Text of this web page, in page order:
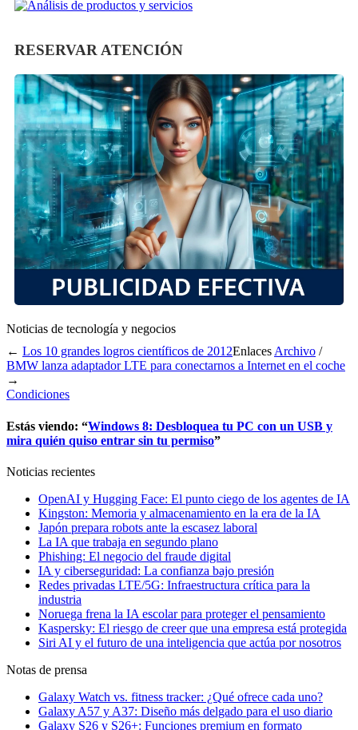
RESERVAR ATENCIÓN
Noticias de tecnología y negocios
← Los 10 grandes logros científicos de 2012
BMW lanza adaptador LTE para conectarnos a Internet en el coche
→
Enlaces Archivo /
Condiciones
Estás viendo: “Windows 8: Desbloquea tu PC con un USB y
mira quién quiso entrar sin tu permiso”
Noticias recientes
OpenAI y Hugging Face: El punto ciego de los agentes de IA
Kingston: Memoria y almacenamiento en la era de la IA
Japón prepara robots ante la escasez laboral
La IA que trabaja en segundo plano
Phishing: El negocio del fraude digital
IA y ciberseguridad: La confianza bajo presión
Redes privadas LTE/5G: Infraestructura crítica para la
industria
Noruega frena la IA escolar para proteger el pensamiento
Kaspersky: El riesgo de creer que una empresa está protegida
Siri AI y el futuro de una inteligencia que actúa por nosotros
Notas de prensa
Galaxy Watch vs. fitness tracker: ¿Qué ofrece cada uno?
Galaxy A57 y A37: Diseño más delgado para el uso diario
Galaxy S26 y S26+: Funciones premium en formato